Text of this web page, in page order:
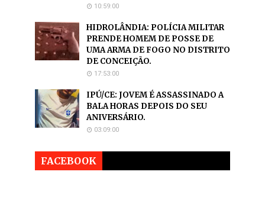
10:59:00
HIDROLÂNDIA: POLÍCIA MILITAR
PRENDE HOMEM DE POSSE DE
UMA ARMA DE FOGO NO DISTRITO
DE CONCEIÇÃO.
17:53:00
IPÚ/CE: JOVEM É ASSASSINADO A
BALA HORAS DEPOIS DO SEU
ANIVERSÁRIO.
03:09:00
FACEBOOK